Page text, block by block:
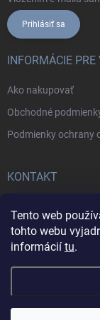
Tento web
tohto webu
informácií tu.
Prihlásiť sa
INFORMÁCIE PRE
Ako nakupovať
Obchodné
Podmienky ochrany
KONTAKT